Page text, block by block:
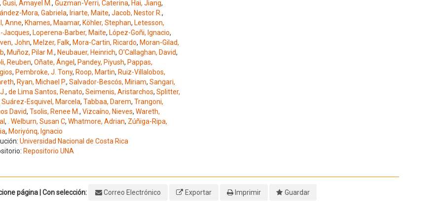
Gusi, Amayel M., Guzman-Verri, Caterina, Hai, Jiang,
Mora, Gabriela, Iriarte, Maite, Jacob, Nestor R.,
Anne, Khames, Maamar, Köhler, Stephan, Letesson,
Jacques, Loperena-Barber, Maite, López-Goñi, Ignacio,
John, Melzer, Falk, Mora-Cartin, Ricardo, Moran-Gilad,
, Muñoz, Pilar M., Neubauer, Heinrich, O'Callaghan, David,
Reuben, Oñate, Ángel , Pandey, Piyush, Pappas,
, Pembroke, J. Tony, Roop, Martin, Ruiz-Villalobos,
, Ryan, Michael P., Salvador-Bescós, Miriam, Sangari,
, de Lima Santos, Renato, Seimenis, Aristarchos, Splitter,
Suárez-Esquivel, Marcela, Tabbaa, Darem, Trangoni,
David, Tsolis, Renee M., Vizcaíno, Nieves, Wareth,
, . Welburn, Susan C, Whatmore, Adrian, Zúñiga-Ripa,
, Moriyónq, Ignacio
Universidad Nacional de Costa Rica
Repositorio UNA
página | Con selección: Correo Electrónico Exportar Imprimir Guardar